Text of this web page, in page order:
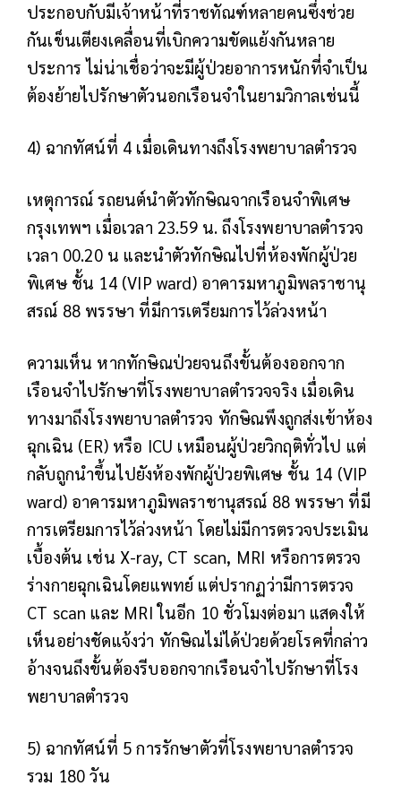
ประกอบกับมีเจ้าหน้าที่ราชทัณฑ์หลายคนซึ่งช่วย
กันเข็นเตียงเคลื่อนที่เบิกความขัดแย้งกันหลาย
ประการ ไม่น่าเชื่อว่าจะมีผู้ป่วยอาการหนักที่จำเป็น
ต้องย้ายไปรักษาตัวนอกเรือนจำในยามวิกาลเช่นนี้
4) ฉากทัศน์ที่ 4 เมื่อเดินทางถึงโรงพยาบาลตำรวจ
เหตุการณ์รถยนต์นำตัวทักษิณจากเรือนจำพิเศษ
กรุงเทพฯ เมื่อเวลา 23.59 น. ถึงโรงพยาบาลตำรวจ
เวลา 00.20 น และนำตัวทักษิณไปที่ห้องพักผู้ป่วย
พิเศษ ชั้น 14 (VIP ward) อาคารมหาภูมิพลราชานุ
สรณ์ 88 พรรษา ที่มีการเตรียมการไว้ล่วงหน้า
ความเห็น หากทักษิณป่วยจนถึงขั้นต้องออกจาก
เรือนจำไปรักษาที่โรงพยาบาลตำรวจจริง เมื่อเดิน
ทางมาถึงโรงพยาบาลตำรวจ ทักษิณพึงถูกส่งเข้าห้อง
ฉุกเฉิน (ER) หรือ ICU เหมือนผู้ป่วยวิกฤติทั่วไป แต่
กลับถูกนำขึ้นไปยังห้องพักผู้ป่วยพิเศษ ชั้น 14 (VIP
ward) อาคารมหาภูมิพลราชานุสรณ์ 88 พรรษา ที่มี
การเตรียมการไว้ล่วงหน้า โดยไม่มีการตรวจประเมิน
เบื้องต้น เช่น X-ray, CT scan, MRI หรือการตรวจ
ร่างกายฉุกเฉินโดยแพทย์ แต่ปรากฏว่ามีการตรวจ
CT scan และ MRI ในอีก 10 ชั่วโมงต่อมา แสดงให้
เห็นอย่างชัดแจ้งว่า ทักษิณไม่ได้ป่วยด้วยโรคที่กล่าว
อ้างจนถึงขั้นต้องรีบออกจากเรือนจำไปรักษาที่โรง
พยาบาลตำรวจ
5) ฉากทัศน์ที่ 5 การรักษาตัวที่โรงพยาบาลตำรวจ
รวม 180 วัน